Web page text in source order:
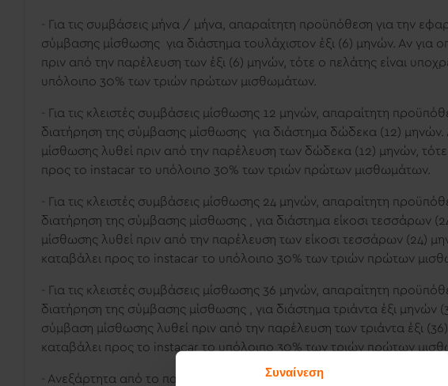
Συναίνεση
- Για τις συμβάσεις μήνα / μήνα, απαραίτητη προϋπόθεση για την
σύμβασης μίσθωσης για διάστημα τουλάχιστον έξι (6) μηνών. Αν για
πριν από την παρέλευση των έξι (6) μηνών, τότε ο πελάτης είναι
υπόλοιπο 30% των τριών πρώτων μισθωμάτων.
- Για τις κλειστές συμβάσεις μίσθωσης 12 μηνών, απαραίτητη
διατήρηση της σύμβασης μίσθωσης για διάστημα δώδεκα (12)
μίσθωσης λυθεί πριν από την παρέλευση των δώδεκα (12) μηνών,
προς το instacar το υπόλοιπο 30% των τριών πρώτων μισθωμάτων.
- Για τις κλειστές συμβάσεις μίσθωσης 24 μηνών, απαραίτητη
διατήρηση της σύμβασης μίσθωσης , για διάστημα είκοσι τεσσάρων
μίσθωσης λυθεί πριν από την παρέλευση των είκοσι τεσσάρων (24)
καταβάλει προς το instacar το υπόλοιπο 30% των τριών πρώτων
- Για τις κλειστές συμβάσεις μίσθωσης 36 μηνών, απαραίτητη
διατήρηση της σύμβασης μίσθωσης , για διάστημα τριάντα έξι μηνών
σύμβαση μίσθωσης λυθεί πριν από την παρέλευση των τριάντα έξι
καταβάλει προς το instacar το υπόλοιπο 30% των τριών πρώτων
- Ανεξάρτητα από το πακέτο που θα επιλέξει ο πελάτης (μήνα/μήνα,